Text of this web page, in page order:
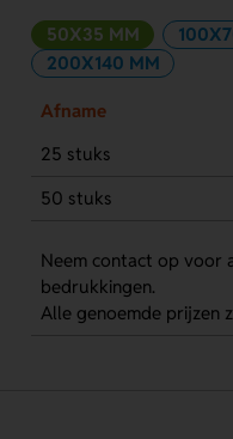
50X35 MM
200X140 MM
Afname
25 stuks
50 stuks
Neem contact op voor
bedrukkingen.
Alle genoemde prijzen